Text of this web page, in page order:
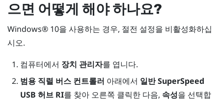
으면 어떻게 해야 하나요?
Windows® 10을 사용하는 경우, 절전 설정을 비활성화하십
시오.
컴퓨터에서 장치 관리자를 엽니다.
범용 직렬 버스 컨트롤러 아래에서 일반 SuperSpeed
USB 허브 RI를 찾아 오른쪽 클릭한 다음, 속성을 선택합